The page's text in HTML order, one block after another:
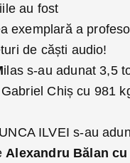
au fost
exemplară a
de căști audio!
ilas s-au adunat 3,5
Chiș cu 981
ILVEI s-au
Alexandru Bălan